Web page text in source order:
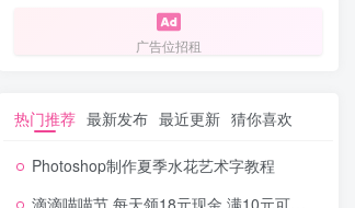
广告位招租
热门推荐 最新发布 最近更新 猜你喜欢
Photoshop制作夏季水花艺术字教程